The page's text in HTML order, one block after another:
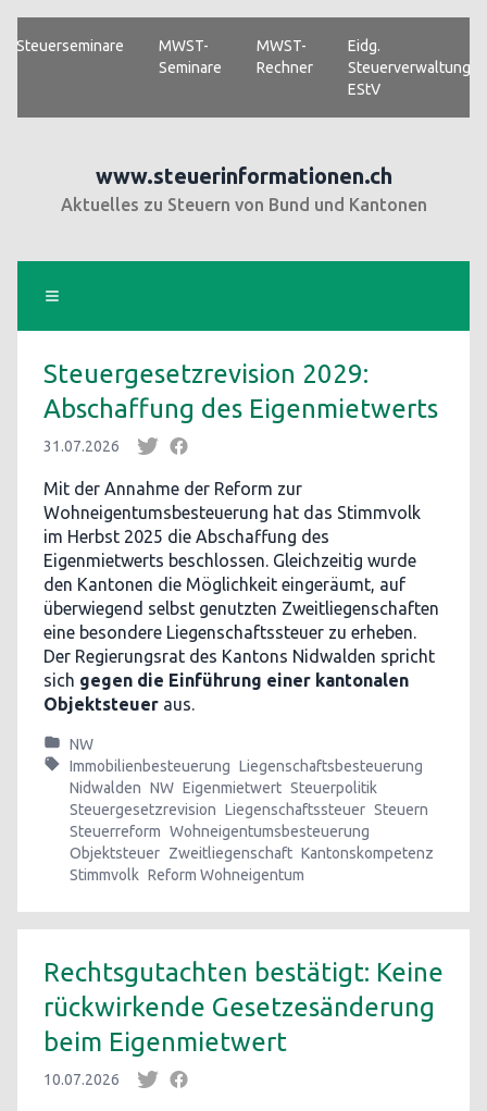
Steuerseminare
MWST-
Seminare
MWST-
Rechner
Eidg.
Steuerverwaltung
EStV
www.steuerinformationen.ch
Aktuelles zu Steuern von Bund und Kantonen
Steuergesetzrevision 2029:
Abschaffung des Eigenmietwerts
31.07.2026
Mit der Annahme der Reform zur
Wohneigentumsbesteuerung hat das Stimmvolk
im Herbst 2025 die Abschaffung des
Eigenmietwerts beschlossen. Gleichzeitig wurde
den Kantonen die Möglichkeit eingeräumt, auf
überwiegend selbst genutzten Zweitliegenschaften
eine besondere Liegenschaftssteuer zu erheben.
Der Regierungsrat des Kantons Nidwalden spricht
sich gegen die Einführung einer kantonalen
Objektsteuer aus.
NW
Immobilienbesteuerung Liegenschaftsbesteuerung
Nidwalden NW Eigenmietwert Steuerpolitik
Steuergesetzrevision Liegenschaftssteuer Steuern
Steuerreform Wohneigentumsbesteuerung
Objektsteuer Zweitliegenschaft Kantonskompetenz
Stimmvolk Reform Wohneigentum
Rechtsgutachten bestätigt: Keine
rückwirkende Gesetzesänderung
beim Eigenmietwert
10.07.2026